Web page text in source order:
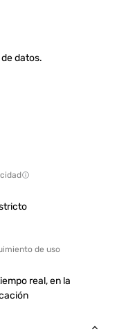
datos.
de uso
real, en la